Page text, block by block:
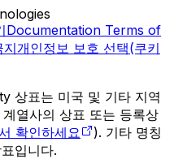
Documentation Terms of
개인정보 보호 선택(쿠키
상표는 미국 및 기타 지역
열사의 상표 또는 등록상
확인하세요
). 기타 명칭
입니다.